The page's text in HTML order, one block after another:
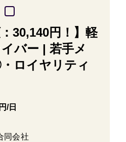
：30,140円！】軽
バー | 若手メ
ロイヤリティ
/日
同会社